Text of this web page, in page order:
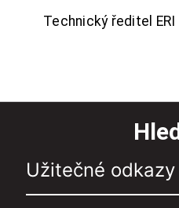
Technický ředitel
Užitečné odkazy